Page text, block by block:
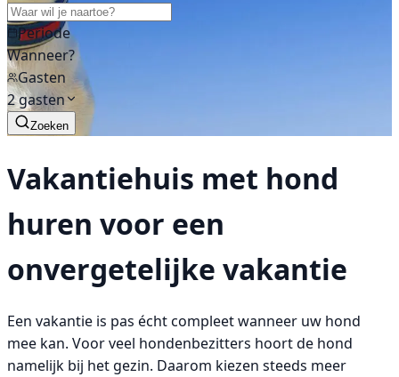
Periode
Wanneer?
Gasten
2 gasten
Zoeken
Vakantiehuis met hond
huren voor een
onvergetelijke vakantie
Een vakantie is pas écht compleet wanneer uw hond
mee kan. Voor veel hondenbezitters hoort de hond
namelijk bij het gezin. Daarom kiezen steeds meer